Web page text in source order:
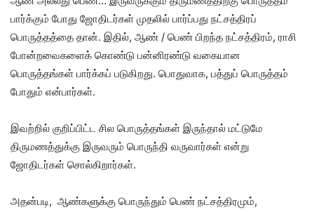
பார்க்கும் போது ஜோதிடர்கள் முதலில் பார்ப்பது நட்சத்திரப்
பொருத்தத்தை தான். இதில், ஆண் / பெண் பிறந்த நட்சத்திரம், ராசி
போன்றவைகளைக் கொண்டு பன்னிரண்டு வகையான
பொருத்தங்கள் பார்க்கப் படுகிறது. பொதுவாக, பத்துப் பொருத்தம்
போதும் என்பார்கள்.
இவற்றில் குறிப்பிட்ட சில பொருத்தங்கள் இருந்தால் மட்டுமே
திருமணத்துக்கு இருவரும் பொருந்தி வருவார்கள் என்று
ஜோதிடர்கள் சொல்கிறார்கள்.
அதன்படி, ஆண்களுக்கு பொருந்தும் பெண் நட்சத்திரமும்,